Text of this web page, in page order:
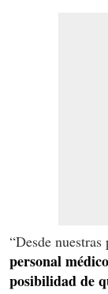
“Desde
personal
posibilidad de